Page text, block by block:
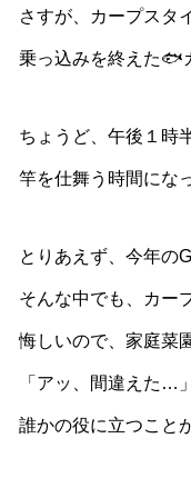
さすが、カープスタ
乗っ込みを終えた🐟️
ちょうど、午後１時
竿を仕舞う時間にな
とりあえず、今年の
そんな中でも、カー
悔しいので、家庭菜
「アッ、間違えた…」
誰かの役に立つこと